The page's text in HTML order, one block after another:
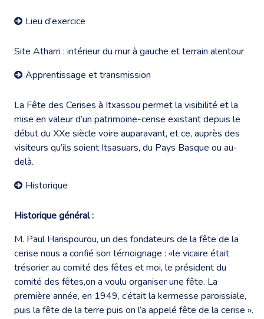
Lieu d'exercice
Site Atharri : intérieur du mur à gauche et terrain alentour
Apprentissage et transmission
La Fête des Cerises à Itxassou permet la visibilité et la
mise en valeur d’un patrimoine-cerise existant depuis le
début du XXe siècle voire auparavant, et ce, auprès des
visiteurs qu’ils soient Itsasuars, du Pays Basque ou au-
delà.
Historique
Historique général :
M. Paul Harispourou, un des fondateurs de la fête de la
cerise nous a confié son témoignage : «le vicaire était
trésorier au comité des fêtes et moi, le président du
comité des fêtes,on a voulu organiser une fête. La
première année, en 1949, c’était la kermesse paroissiale,
puis la fête de la terre puis on l’a appelé fête de la cerise ».